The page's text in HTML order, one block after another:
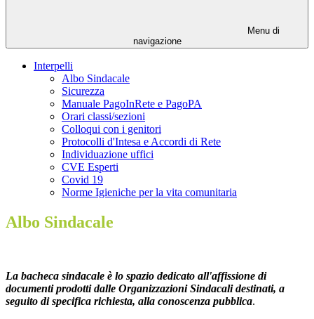
Menu di
navigazione
Interpelli
Albo Sindacale
Sicurezza
Manuale PagoInRete e PagoPA
Orari classi/sezioni
Colloqui con i genitori
Protocolli d'Intesa e Accordi di Rete
Individuazione uffici
CVE Esperti
Covid 19
Norme Igieniche per la vita comunitaria
Albo Sindacale
La bacheca sindacale è lo spazio dedicato all'affissione di
documenti prodotti dalle Organizzazioni Sindacali destinati, a
seguito di specifica richiesta, alla conoscenza pubblica.